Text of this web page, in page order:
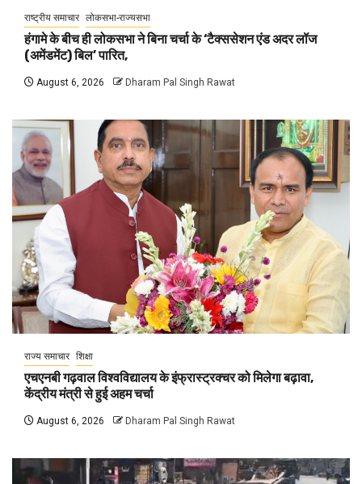
राष्ट्रीय समाचार लोकसभा-राज्यसभा
हंगामे के बीच ही लोकसभा ने बिना चर्चा के ‘टैक्ससेशन एंड अदर लॉज
(अमेंडमेंट) बिल’ पारित,
August 6, 2026 Dharam Pal Singh Rawat
राज्य समाचार शिक्षा
एचएनबी गढ़वाल विश्वविद्यालय के इंफ्रास्ट्रक्चर को मिलेगा बढ़ावा,
केंद्रीय मंत्री से हुई अहम चर्चा
August 6, 2026 Dharam Pal Singh Rawat